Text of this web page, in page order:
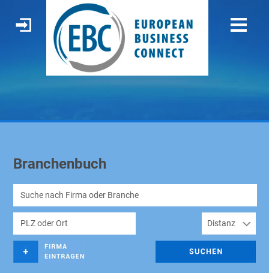
Branchenbuch